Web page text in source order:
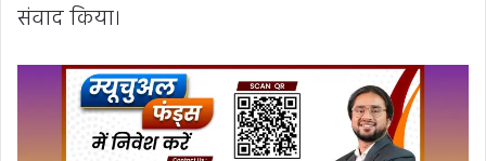
संवाद किया।